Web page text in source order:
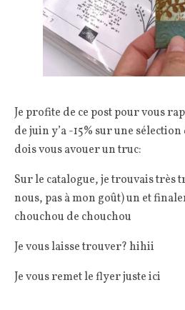
Je profite de ce post pour vous
de juin y’a -15% sur une
dois vous avouer un truc:
Sur le catalogue, je trouvais très
nous, pas à mon goût) un et
chouchou de chouchou
Je vous laisse trouver? hihii
Je vous remet le flyer juste ici